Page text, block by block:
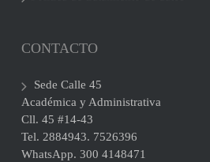
CONTACTO
Sede Calle 45
Académica y Administrativa
Cll. 45 #14-43
Tel. 2884943. 7526396
WhatsApp. 300 4148471